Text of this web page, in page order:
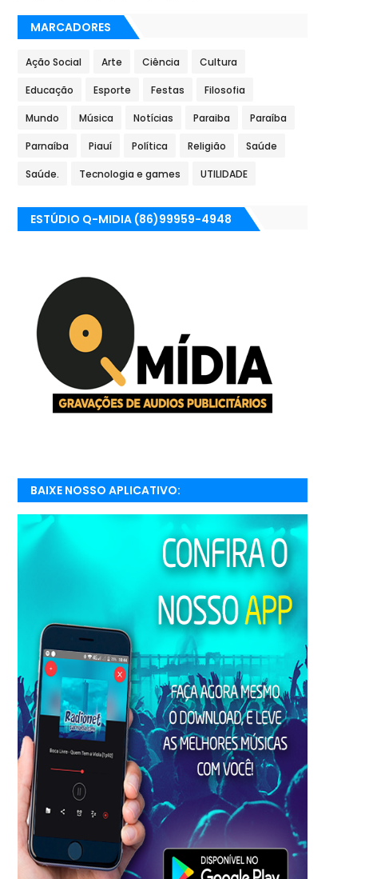
MARCADORES
Ação Social Arte Ciência Cultura
Educação Esporte Festas Filosofia
Mundo Música Notícias Paraiba Paraíba
Parnaíba Piauí Política Religião Saúde
Saúde. Tecnologia e games UTILIDADE
ESTÚDIO Q-MIDIA (86)99959-4948
BAIXE NOSSO APLICATIVO:
RADIONETPARNAIBA